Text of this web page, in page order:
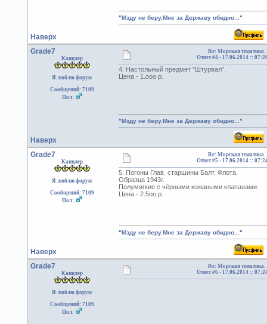
Наверх
"Мзду не беру.Мне за Державу обидно..."
Grade7
Канцлер
Я люблю форум
Сообщений: 7109
Пол:
Re: Морская тематика.
Ответ #4 - 17.06.2014 ::
4. Настольный предмет "Штурвал".
Цена - 1.ооо р.
Наверх
"Мзду не беру.Мне за Державу обидно..."
Grade7
Канцлер
Я люблю форум
Сообщений: 7109
Пол:
Re: Морская тематика.
Ответ #5 - 17.06.2014 ::
5. Погоны Глав. старшины Балт. Флота.
Образца 1943г.
Полумягкие с чёрными кожаными клапанами.
Цена - 2.5оо р.
Наверх
"Мзду не беру.Мне за Державу обидно..."
Grade7
Канцлер
Я люблю форум
Сообщений: 7109
Пол:
Re: Морская тематика.
Ответ #6 - 17.06.2014 ::